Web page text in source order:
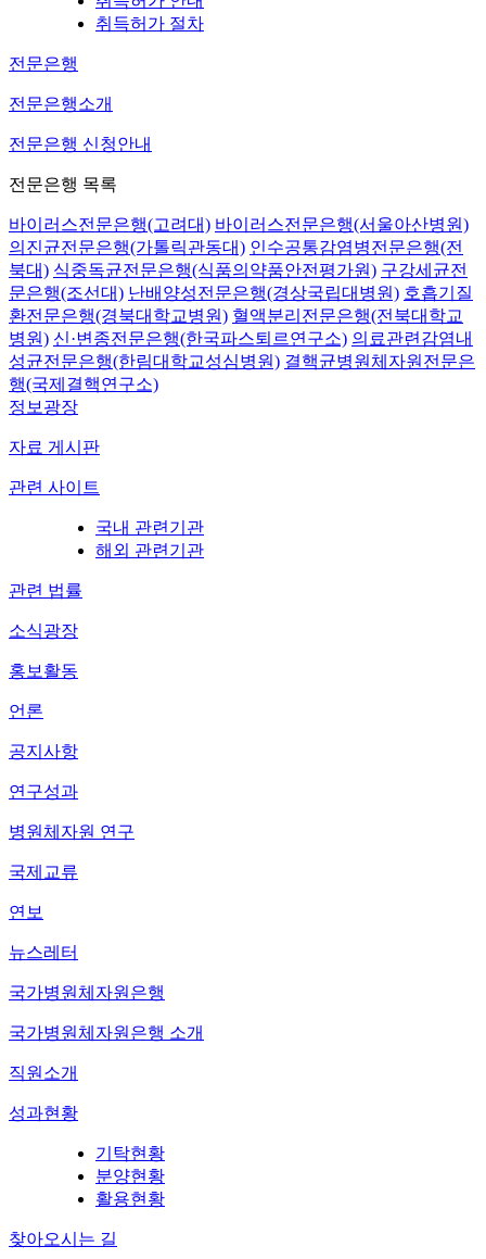
취득허가 절차
전문은행
전문은행소개
전문은행 신청안내
전문은행 목록
바이러스전문은행(고려대) 바이러스전문은행(서울아산병원)
의진균전문은행(가톨릭관동대) 인수공통감염병전문은행(전
북대) 식중독균전문은행(식품의약품안전평가원) 구강세균전
문은행(조선대) 난배양성전문은행(경상국립대병원) 호흡기질
환전문은행(경북대학교병원) 혈액분리전문은행(전북대학교
병원) 신·변종전문은행(한국파스퇴르연구소) 의료관련감염내
성균전문은행(한림대학교성심병원) 결핵균병원체자원전문은
행(국제결핵연구소)
정보광장
자료 게시판
관련 사이트
국내 관련기관
해외 관련기관
관련 법률
소식광장
홍보활동
언론
공지사항
연구성과
병원체자원 연구
국제교류
연보
뉴스레터
국가병원체자원은행
국가병원체자원은행 소개
직원소개
성과현황
기탁현황
분양현황
활용현황
찾아오시는 길